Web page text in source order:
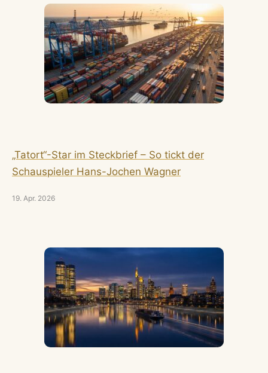
„Tatort“-Star im Steckbrief – So tickt der
Schauspieler Hans-Jochen Wagner
19. Apr. 2026